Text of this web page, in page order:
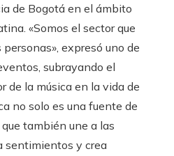
de Bogotá en el ámbito
«Somos el sector que
expresó uno de
subrayando el
de la música en la vida de
no solo es una fuente de
también une a las
sentimientos y crea